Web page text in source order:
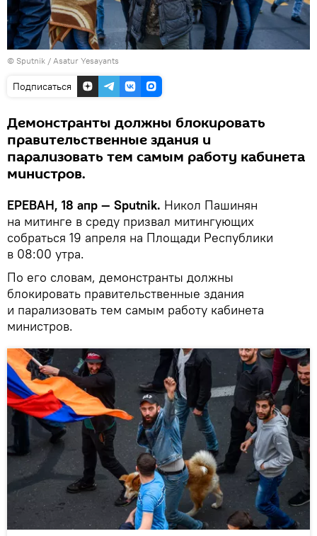
© Sputnik / Asatur Yesayants
Подписаться
Демонстранты должны блокировать
правительственные здания и
парализовать тем самым работу кабинета
министров.
ЕРЕВАН, 18 апр — Sputnik. Никол Пашинян
на митинге в среду призвал митингующих
собраться 19 апреля на Площади Республики
в 08:00 утра.
По его словам, демонстранты должны
блокировать правительственные здания
и парализовать тем самым работу кабинета
министров.